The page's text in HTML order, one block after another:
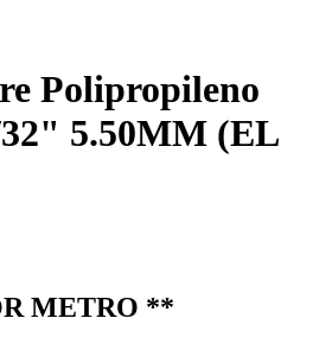
Polipropileno
5.50MM (EL
METRO **